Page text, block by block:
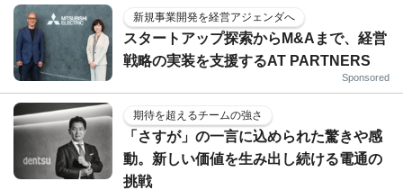
新規事業開発を経営アジェンダへ
スタートアップ探索からM&Aまで、経営
戦略の実装を支援するAT PARTNERS
Sponsored
期待を超えるチームの強さ
「さすが」の一言に込められた驚きや感
動。新しい価値を生み出し続ける電通の
挑戦